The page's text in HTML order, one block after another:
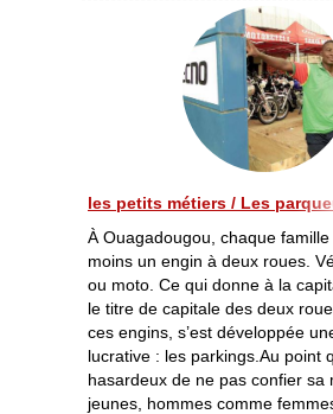
les petits métiers / Les
À Ouagadougou, chaque
moins un engin à deux roues.
ou moto. Ce qui donne à la
le titre de capitale des deux
ces engins, s’est développée
lucrative : les parkings.Au point
hasardeux de ne pas confier sa
jeunes, hommes comme